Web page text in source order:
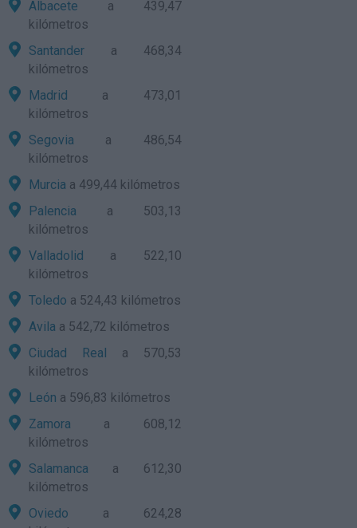
Albacete a 439,47
kilómetros
Santander a 468,34
kilómetros
Madrid a 473,01
kilómetros
Segovia a 486,54
kilómetros
Murcia a 499,44 kilómetros
Palencia a 503,13
kilómetros
Valladolid a 522,10
kilómetros
Toledo a 524,43 kilómetros
Avila a 542,72 kilómetros
Ciudad Real a 570,53
kilómetros
León a 596,83 kilómetros
Zamora a 608,12
kilómetros
Salamanca a 612,30
kilómetros
Oviedo a 624,28